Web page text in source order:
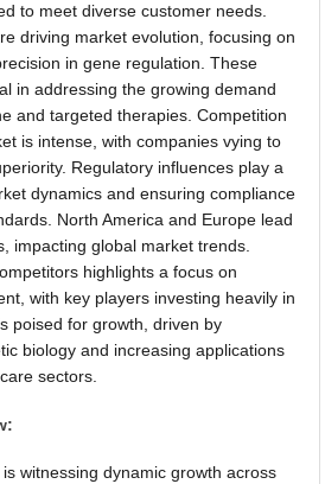
to meet diverse customer needs.
driving market evolution, focusing on
in gene regulation. These
in addressing the growing demand
and targeted therapies. Competition
is intense, with companies vying to
Regulatory influences play a
dynamics and ensuring compliance
North America and Europe lead
impacting global market trends.
highlights a focus on
with key players investing heavily in
poised for growth, driven by
biology and increasing applications
sectors.
witnessing dynamic growth across